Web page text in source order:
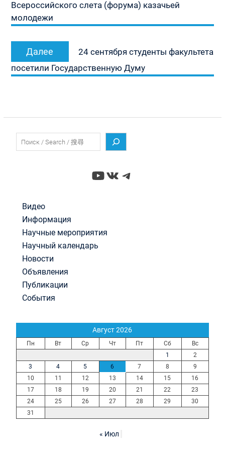
Всероссийского слета (форума) казачьей
молодежи
Далее
Следующая
запись:
24 сентября студенты факультета
посетили Государственную Думу
YouTube
ВКонтакте
Telegram
Видео
Информация
Научные мероприятия
Научный календарь
Новости
Объявления
Публикации
События
Август 2026
Пн Вт Ср Чт Пт Сб
Вс
1
2
3
4 5 6 7 8
9
10
11 12 13 14 15
16
17
18 19 20 21 22
23
24
25 26 27 28 29
30
31
« Июл